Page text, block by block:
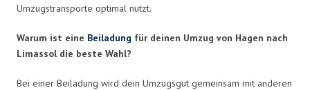
Umzugstransporte optimal nutzt.
Warum ist eine Beiladung für deinen Umzug von Hagen nach
Limassol die beste Wahl?
Bei einer Beiladung wird dein Umzugsgut gemeinsam mit anderen